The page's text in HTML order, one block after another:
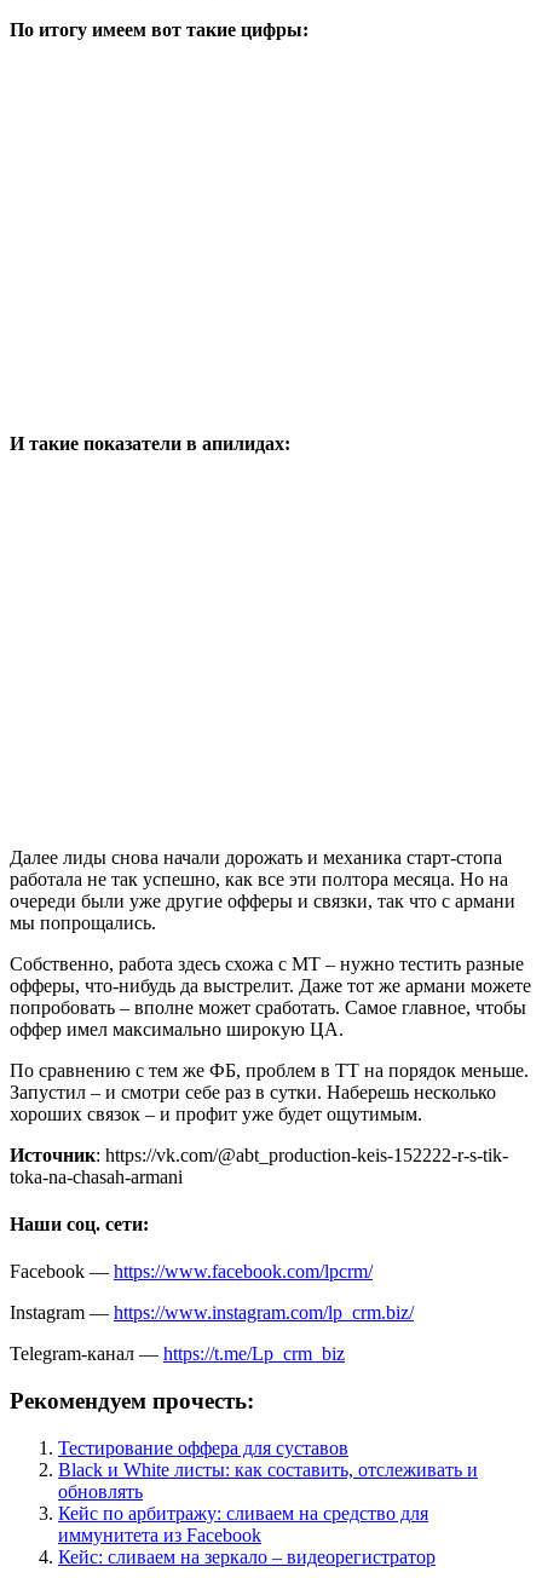
По итогу имеем вот такие цифры:
И такие показатели в апилидах:
Далее лиды снова начали дорожать и механика старт-стопа
работала не так успешно, как все эти полтора месяца. Но на
очереди были уже другие офферы и связки, так что с армани
мы попрощались.
Собственно, работа здесь схожа с МТ – нужно тестить разные
офферы, что-нибудь да выстрелит. Даже тот же армани можете
попробовать – вполне может сработать. Самое главное, чтобы
оффер имел максимально широкую ЦА.
По сравнению с тем же ФБ, проблем в ТТ на порядок меньше.
Запустил – и смотри себе раз в сутки. Наберешь несколько
хороших связок – и профит уже будет ощутимым.
Источник: https://vk.com/@abt_production-keis-152222-r-s-tik-
toka-na-chasah-armani
Наши соц. сети:
Facebook — https://www.facebook.com/lpcrm/
Instagram — https://www.instagram.com/lp_crm.biz/
Telegram-канал — https://t.me/Lp_crm_biz
Рекомендуем прочесть:
Тестирование оффера для суставов
Black и White листы: как составить, отслеживать и
обновлять
Кейс по арбитражу: сливаем на средство для
иммунитета из Facebook
Кейс: сливаем на зеркало – видеорегистратор